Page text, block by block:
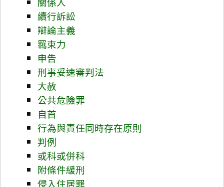
續行訴訟
辯論主義
羈束力
申告
刑事妥速審判法
大赦
公共危險罪
自首
行為與責任同時存在原則
判例
或科或併科
附條件緩刑
侵入住居罪